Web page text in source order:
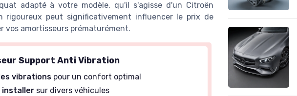
adapté à votre modèle, qu'il s'agisse d'un Citroën
rigoureux peut significativement influencer le prix de
vos amortisseurs prématurément.
Support Anti Vibration
vibrations pour un confort optimal
installer sur divers véhicules